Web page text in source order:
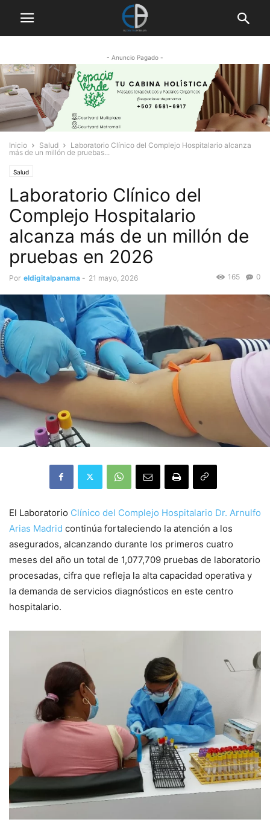
- Anuncio Pagado -
Inicio Salud
Laboratorio Clínico del Complejo Hospitalario alcanza
más de un millón de pruebas...
Salud
Laboratorio Clínico del
Complejo Hospitalario
alcanza más de un millón de
pruebas en 2026
Por eldigitalpanama - 21 mayo, 2026 0
165
El Laboratorio Clínico del Complejo Hospitalario Dr. Arnulfo
Arias Madrid continúa fortaleciendo la atención a los
asegurados, alcanzando durante los primeros cuatro
meses del año un total de 1,077,709 pruebas de laboratorio
procesadas, cifra que refleja la alta capacidad operativa y
la demanda de servicios diagnósticos en este centro
hospitalario.